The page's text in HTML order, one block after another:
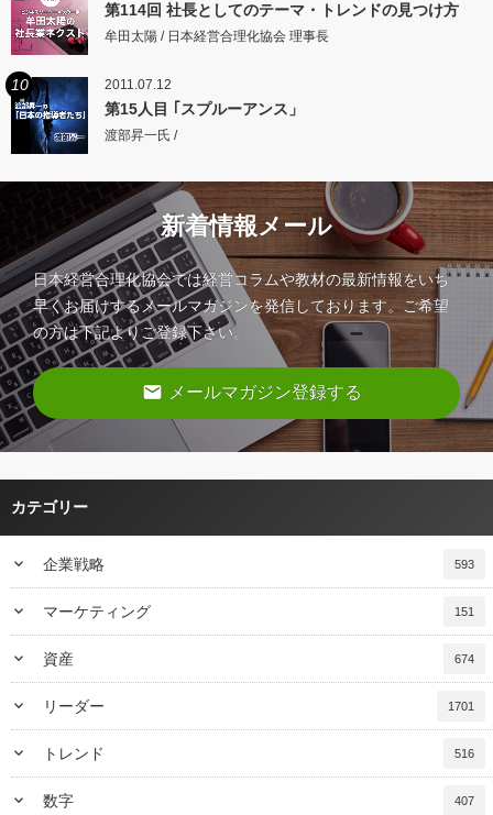
第114回 社長としてのテーマ・トレンドの見つけ方
牟田太陽 / 日本経営合理化協会 理事長
10 2011.07.12
第15人目 ｢スプルーアンス」
渡部昇一氏 /
新着情報メール
日本経営合理化協会では経営コラムや教材の最新情報をいち
早くお届けするメールマガジンを発信しております。ご希望
の方は下記よりご登録下さい。
email メールマガジン登録する
カテゴリー
keyboard_arrow_down 企業戦略 593
keyboard_arrow_down マーケティング 151
keyboard_arrow_down 資産 674
keyboard_arrow_down リーダー 1701
keyboard_arrow_down トレンド 516
keyboard_arrow_down 数字 407